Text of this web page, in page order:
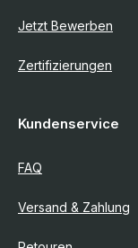
Jetzt Bewerben
Zertifizierungen
Kundenservice
FAQ
Versand & Zahlung